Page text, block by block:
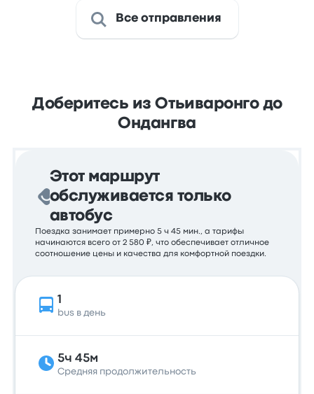
Все отправления
Доберитесь из Отьиваронго до
Ондангва
Этот маршрут
обслуживается только
автобус
Поездка занимает примерно 5 ч 45 мин., а тарифы
начинаются всего от 2 580 ₽, что обеспечивает отличное
соотношение цены и качества для комфортной поездки.
1
bus в день
5ч 45м
Средняя продолжительность